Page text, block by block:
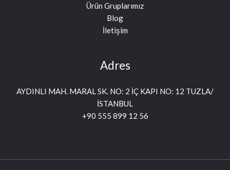
Ürün Gruplarımız
Blog
İletişim
Adres
AYDINLI MAH. MARAL SK. NO: 2 İÇ KAPI NO: 12 TUZLA/
İSTANBUL
+90 555 899 12 56